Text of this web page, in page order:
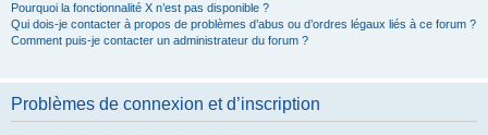
Pourquoi la fonctionnalité X n’est pas disponible ?
Qui dois-je contacter à propos de problèmes d’abus ou d’ordres légaux liés à ce forum ?
Comment puis-je contacter un administrateur du forum ?
Problèmes de connexion et d’inscription